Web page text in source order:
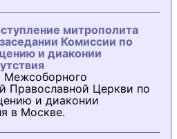
митрополита
Комиссии по
и диаконии
Межсоборного
Православной Церкви по
и диаконии
в Москве.